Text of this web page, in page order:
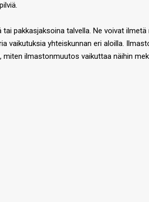
pakkasjaksoina talvella. Ne voivat
vaikutuksia yhteiskunnan eri aloilla.
ilmastonmuutos vaikuttaa näihin